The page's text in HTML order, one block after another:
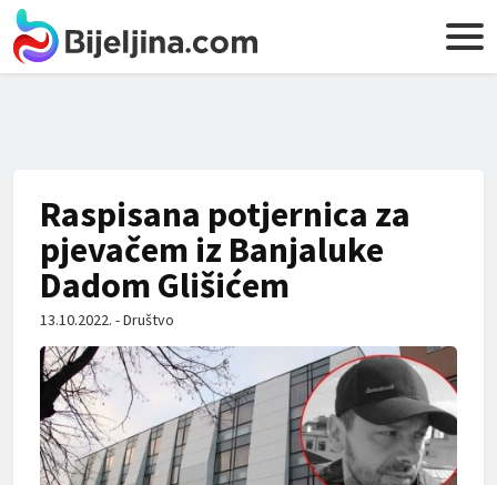
Raspisana potjernica za
pjevačem iz Banjaluke
Dadom Glišićem
13.10.2022. - Društvo